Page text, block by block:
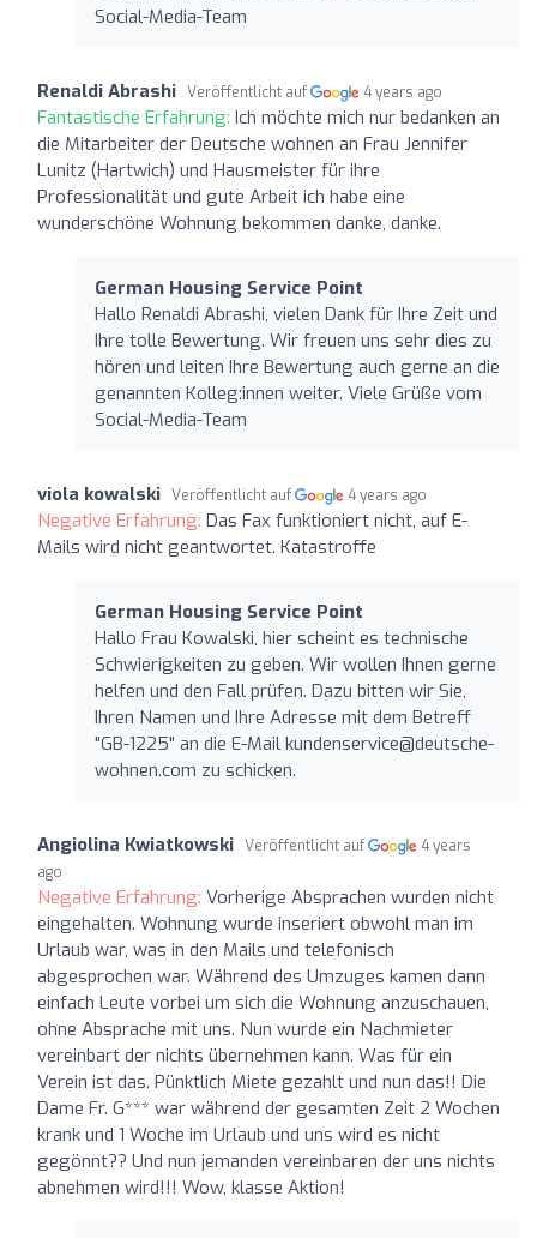
Social-Media-Team
Renaldi Abrashi Veröffentlicht auf 4 years ago
Fantastische Erfahrung: Ich möchte mich nur bedanken an
die Mitarbeiter der Deutsche wohnen an Frau Jennifer
Lunitz (Hartwich) und Hausmeister für ihre
Professionalität und gute Arbeit ich habe eine
wunderschöne Wohnung bekommen danke, danke.
German Housing Service Point
Hallo Renaldi Abrashi, vielen Dank für Ihre Zeit und
Ihre tolle Bewertung. Wir freuen uns sehr dies zu
hören und leiten Ihre Bewertung auch gerne an die
genannten Kolleg:innen weiter. Viele Grüße vom
Social-Media-Team
viola kowalski Veröffentlicht auf 4 years ago
Negative Erfahrung: Das Fax funktioniert nicht, auf E-
Mails wird nicht geantwortet. Katastroffe
German Housing Service Point
Hallo Frau Kowalski, hier scheint es technische
Schwierigkeiten zu geben. Wir wollen Ihnen gerne
helfen und den Fall prüfen. Dazu bitten wir Sie,
Ihren Namen und Ihre Adresse mit dem Betreff
"GB-1225" an die E-Mail kundenservice@deutsche-
wohnen.com zu schicken.
Angiolina Kwiatkowski Veröffentlicht auf
4 years
ago
Negative Erfahrung: Vorherige Absprachen wurden nicht
eingehalten. Wohnung wurde inseriert obwohl man im
Urlaub war, was in den Mails und telefonisch
abgesprochen war. Während des Umzuges kamen dann
einfach Leute vorbei um sich die Wohnung anzuschauen,
ohne Absprache mit uns. Nun wurde ein Nachmieter
vereinbart der nichts übernehmen kann. Was für ein
Verein ist das. Pünktlich Miete gezahlt und nun das!! Die
Dame Fr. G*** war während der gesamten Zeit 2 Wochen
krank und 1 Woche im Urlaub und uns wird es nicht
gegönnt?? Und nun jemanden vereinbaren der uns nichts
abnehmen wird!!! Wow, klasse Aktion!